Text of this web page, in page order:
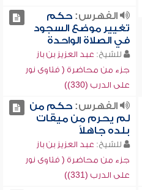
الفهرس:حكم
تغيير موضع السجود
في الصلاة الواحدة
للشيخ: عبد العزيز بن باز
جزء من محاضرة ( فتاوى نور
على الدرب (330))
الفهرس:حكم من
لم يحرم من ميقات
بلده جاهلاً
للشيخ: عبد العزيز بن باز
جزء من محاضرة ( فتاوى نور
على الدرب (331))